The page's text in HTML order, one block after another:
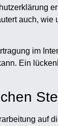
auch, wie
im
Ein
auf